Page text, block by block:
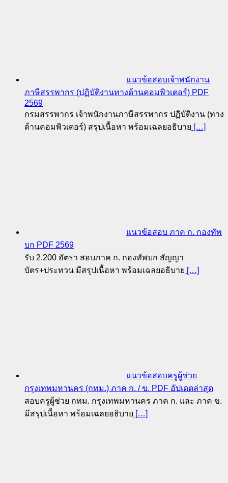
แนวข้อสอบเจ้าพนักงาน
ภาษีสรรพากร (ปฏิบัติงานทางด้านคอมพิวเตอร์) PDF
2569
กรมสรรพากร เจ้าพนักงานภาษีสรรพากร ปฏิบัติงาน (ทาง
ด้านคอมพิวเตอร์) สรุปเนื้อหา พร้อมเฉลยอธิบาย […]
แนวข้อสอบ ภาค ก. กองทัพ
บก PDF 2569
รับ 2,200 อัตรา สอบภาค ก. กองทัพบก สัญญา
บัตร+ประทวน มีสรุปเนื้อหา พร้อมเฉลยอธิบาย […]
แนวข้อสอบครูผู้ช่วย
กรุงเทพมหานคร (กทม.) ภาค ก. / ข. PDF อัปเดตล่าสุด
สอบครูผู้ช่วย กทม. กรุงเทพมหานคร ภาค ก. และ ภาค ข.
มีสรุปเนื้อหา พร้อมเฉลยอธิบาย […]